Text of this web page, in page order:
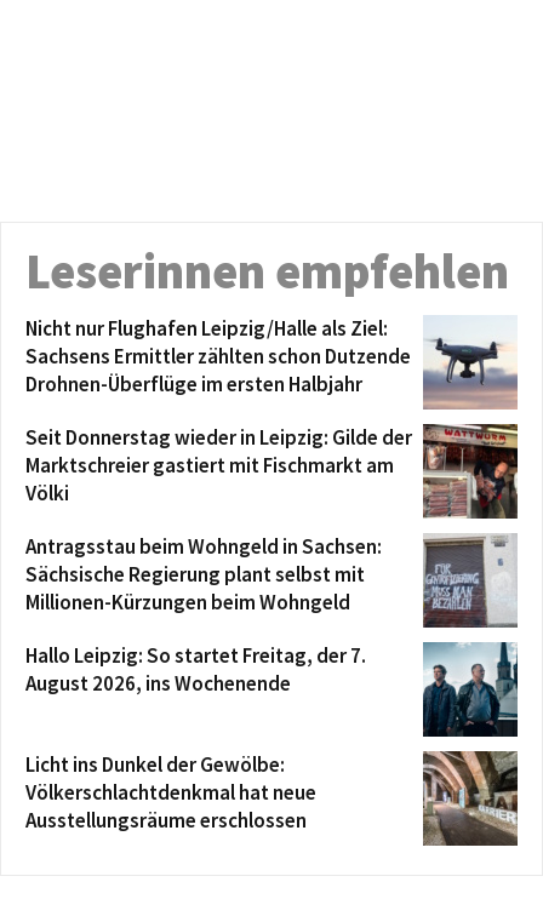
Leserinnen empfehlen
Nicht nur Flughafen Leipzig/Halle als Ziel:
Sachsens Ermittler zählten schon Dutzende
Drohnen-Überflüge im ersten Halbjahr
Seit Donnerstag wieder in Leipzig: Gilde der
Marktschreier gastiert mit Fischmarkt am
Völki
Antragsstau beim Wohngeld in Sachsen:
Sächsische Regierung plant selbst mit
Millionen-Kürzungen beim Wohngeld
Hallo Leipzig: So startet Freitag, der 7.
August 2026, ins Wochenende
Licht ins Dunkel der Gewölbe:
Völkerschlachtdenkmal hat neue
Ausstellungsräume erschlossen